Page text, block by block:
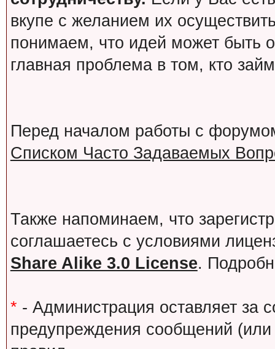
вкупе с желанием их
понимаем, что идей может быть
главная проблема в том, кто
Перед началом работы с
Списком Часто Задаваемых
Также напоминаем, что
соглашаетесь с условиями
Share Alike 3.0 License.
* - Администрация оставляет за
предупреждения сообщений